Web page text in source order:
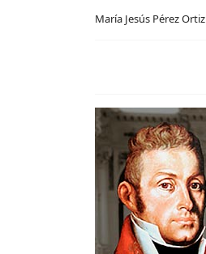
María Jesús Pérez Ortiz